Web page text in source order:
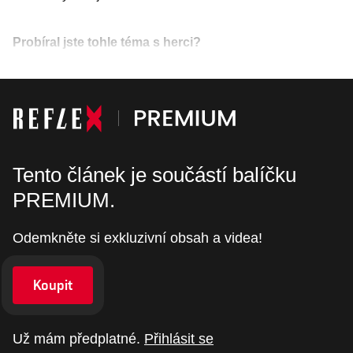
Probíral jste tohle téma s herci?
Tento článek je součástí balíčku
PREMIUM.
Odemkněte si exkluzivní obsah a videa!
Koupit
Už mám předplatné. Přihlásit se